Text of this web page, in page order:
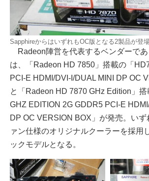
SapphireからはいずれもOC版となる2製品が登
Radeon陣営を代表するベンダーで
は、「Radeon HD 7850」搭載の「
PCI-E HDMI/DVI-I/DUAL MINI DP OC
と「Radeon HD 7870 GHz Edition」
GHZ EDITION 2G GDDR5 PCI-E
DP OC VERSION BOX」が発売。いず
ァン仕様のオリジナルクーラーを採用
ックモデルとなる。